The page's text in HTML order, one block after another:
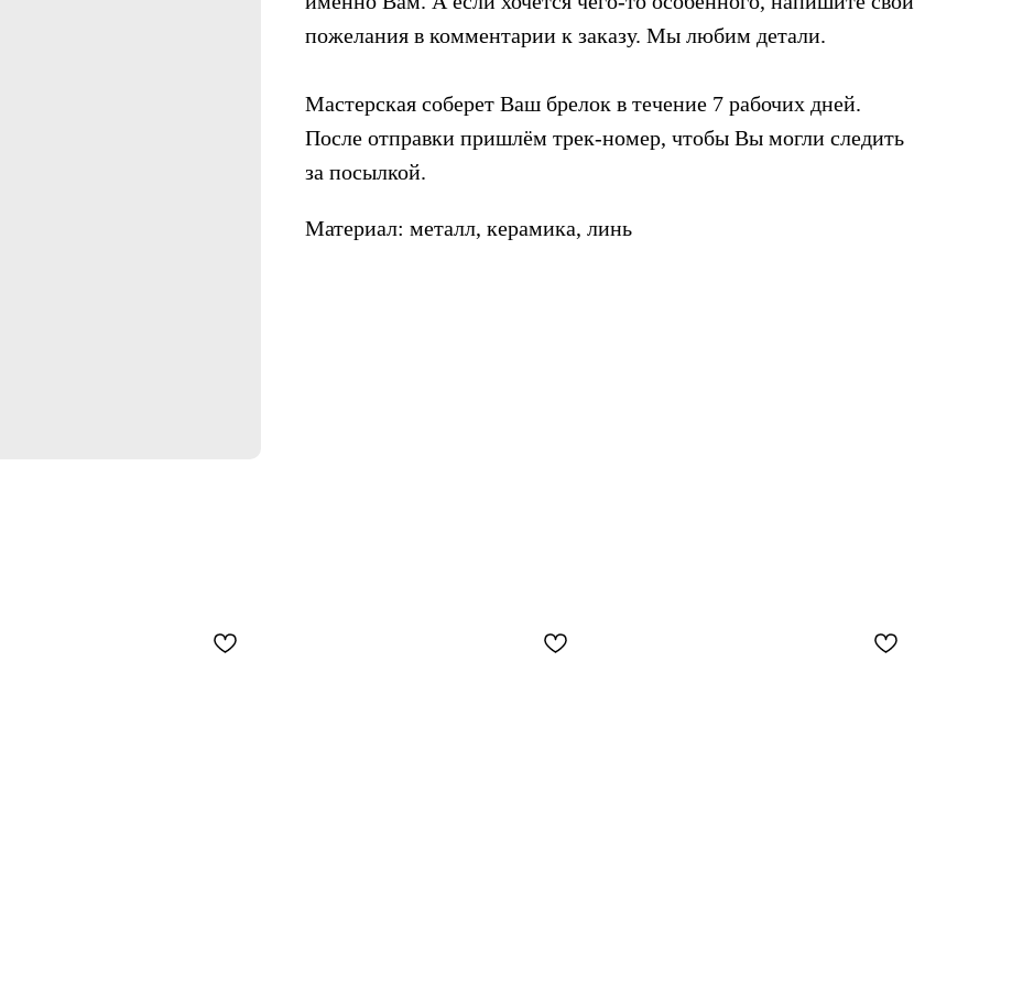
пожелания в комментарии к заказу. Мы любим детали.
Мастерская соберет Ваш брелок в течение 7 рабочих дней.
После отправки пришлём трек-номер, чтобы Вы могли следить
за посылкой.
Материал: металл, керамика, линь